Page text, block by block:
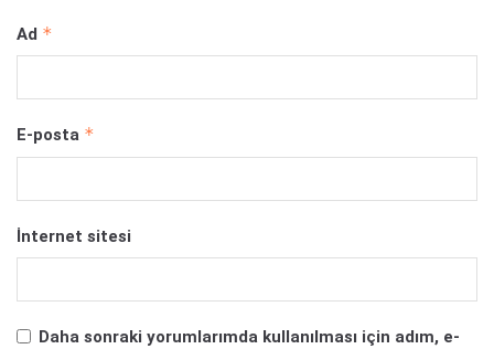
Ad *
E-posta *
İnternet sitesi
Daha sonraki yorumlarımda kullanılması için adım, e-